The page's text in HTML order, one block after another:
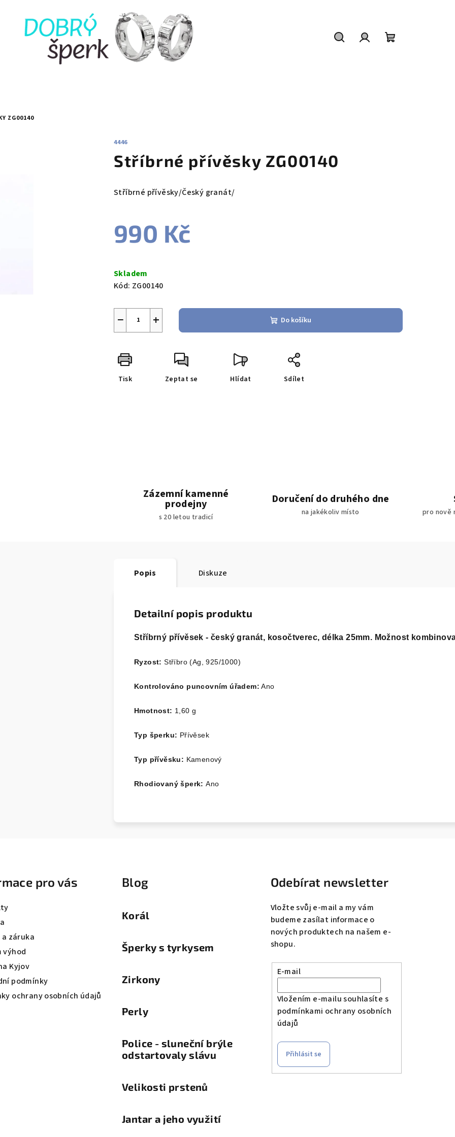
ZG00140
4446
Stříbrné přívěsky ZG00140
Stříbrné přívěsky/Český granát/
990 Kč
cena:
Skladem
Kód: ZG00140
+
− Do košíku
Tisk Zeptat se Hlídat Sdílet
Zázemní kamenné
prodejny
s 20 letou tradicí
Doručení do druhého dne
na jakékoliv místo pro nově
Popis Diskuze
Detailní popis produktu
Stříbrný přívěsek - český granát, kosočtverec, délka 25mm. Možnost
Ryzost: Stříbro (Ag, 925/1000)
Kontrolováno puncovním úřadem: Ano
Hmotnost: 1,60 g
Typ šperku: Přívěsek
Typ přívěsku: Kamenový
Rhodiovaný šperk:Ano
pro vás
záruka
výhod
Kyjov
podmínky
ochrany osobních údajů
Blog
Korál
Šperky s tyrkysem
Zirkony
Perly
Police - sluneční brýle
odstartovaly slávu
Velikosti prstenů
Jantar a jeho využití
Odebírat newsletter
Vložte svůj e-mail a my vám
budeme zasílat informace o
nových produktech na našem e-
shopu.
E-mail
Vložením e-mailu souhlasíte s
podmínkami ochrany osobních
údajů
Přihlásit se